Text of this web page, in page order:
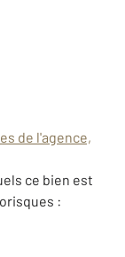
de l'agence,
ce bien est
: